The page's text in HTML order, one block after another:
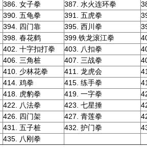
386. 女子拳 387. 水火连环拳
390. 五龟拳 391. 五虎拳
394. 四门靠 395. 西川拳
398. 春花鹤 399.铁龙滚江拳
402. 十字扣打拳 403. 八扣拳
406. 三角桩 407. 三战拳
410. 少林花拳 411. 龙虎会
414. 鸡拳 415. 练手拳
418. 虎豹拳 419. 一字拳
422. 八法拳 423. 七星捶
426. 四门架 427. 青莲拳
431. 五子桩 432. 护门拳
435. 八刚拳